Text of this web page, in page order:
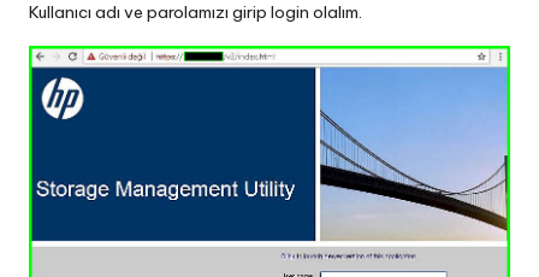
Kullanıcı adı ve parolamızı girip login olalım.